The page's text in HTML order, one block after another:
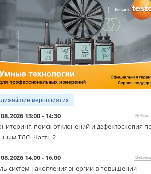
Китайская Shenling
линейку тепловых насосов
«воздух-вода» на R290
Серия ThermaX R290 All-In-One
включает три модели ...
4 АВГУСТА 2026
Тепловые насосы в связке с
солнечной генерацией и
накопителем снижают
потребление на 60%
Исследователи из Италии установили
4 АВГУСТА 2026
«РУСКЛИМАТ Fest 2026» в Уфе
собрал свыше 700 профи
климатической отрасли
Организатором выступил торгово-
производственный холдинг ...
мероприятия
13:00 - 14:30
поиск отклонений и дефектоскопия по
ТЛО. Часть 2
14:00 - 16:00
систем накопления энергии в повышении